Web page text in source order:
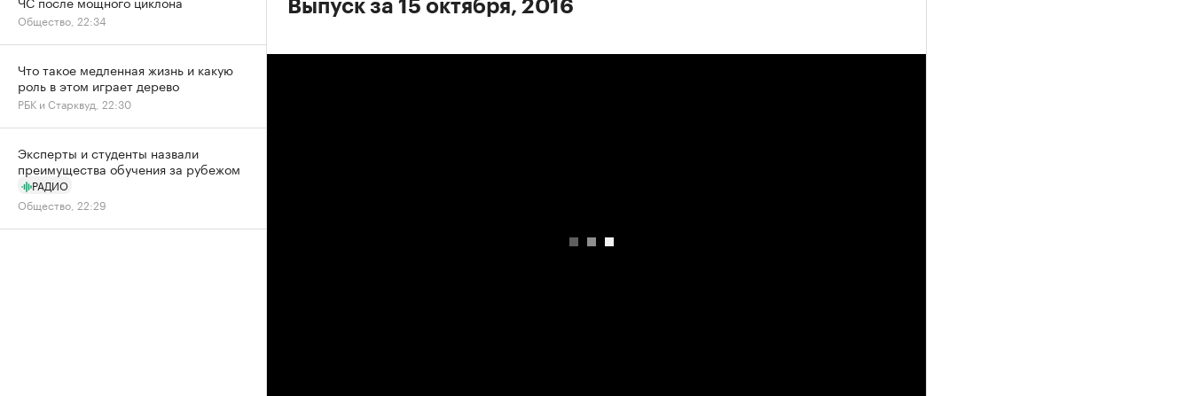
Выпуск за 15 октября, 2016
Общество, 22:34
Что такое медленная жизнь и какую
роль в этом играет дерево
РБК и Старквуд, 22:30
Эксперты и студенты назвали
преимущества обучения за рубежом
РАДИО
Общество, 22:29